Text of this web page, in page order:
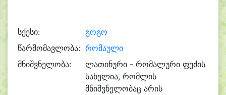
სქესი:
გოგო
წარმომავლობა: რომაული
მნიშვნელობა:
ლათინური - რომალური ფუძის
სახელია, რომლის
მნიშვნელობაც არის